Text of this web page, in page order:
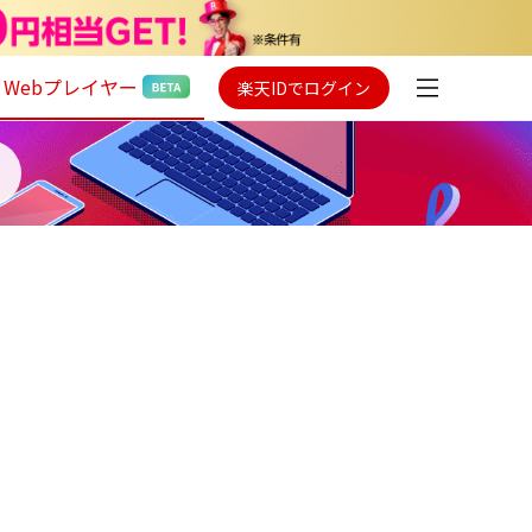
Webプレイヤー 楽天IDでログイン